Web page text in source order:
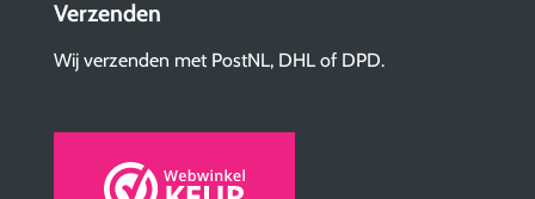
Verzenden
Wij verzenden met PostNL, DHL of DPD.